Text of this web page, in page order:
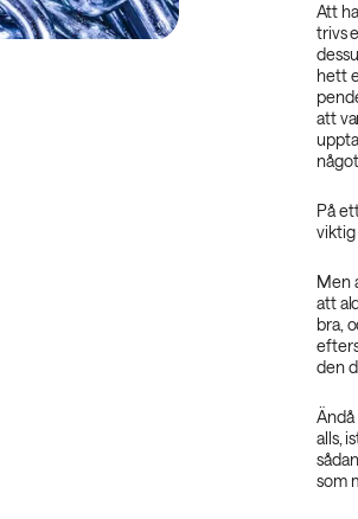
Att
trivs
hett
att
På
viktig
Men
att
bra,
den
alls,
som